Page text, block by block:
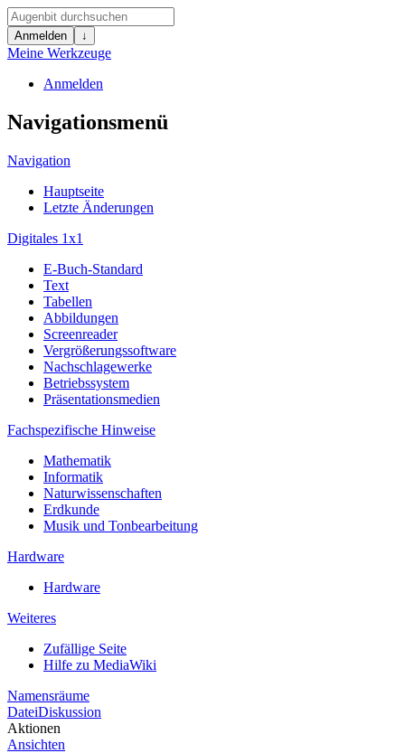
Anmelden ↓
Meine Werkzeuge
Anmelden
Navigationsmenü
Navigation
Hauptseite
Letzte Änderungen
Digitales 1x1
E-Buch-Standard
Text
Tabellen
Abbildungen
Screenreader
Vergrößerungssoftware
Nachschlagewerke
Betriebssystem
Präsentationsmedien
Fachspezifische Hinweise
Mathematik
Informatik
Naturwissenschaften
Erdkunde
Musik und Tonbearbeitung
Hardware
Hardware
Weiteres
Zufällige Seite
Hilfe zu MediaWiki
Namensräume
DateiDiskussion
Aktionen
Ansichten